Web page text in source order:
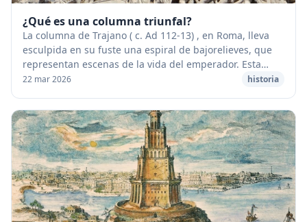
¿Qué es una columna triunfal?
La columna de Trajano ( c. Ad 112-13) , en Roma, lleva
esculpida en su fuste una espiral de bajorelieves, que
representan escenas de la vida del emperador. Esta
espiral estirada tendría una longitud d...
22 mar 2026 historia